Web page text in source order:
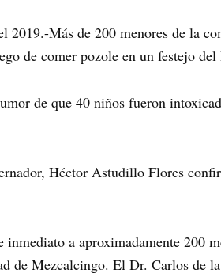
Más de 200 menores de la
de comer pozole en un festejo
de que 40 niños fueron
Héctor Astudillo Flores
a aproximadamente 200
de Mezcalcingo. El Dr. Carlos de